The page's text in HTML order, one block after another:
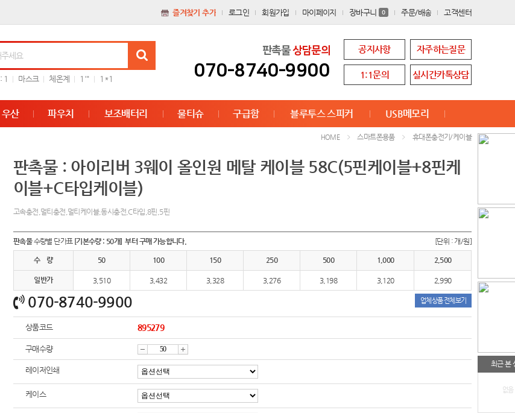
즐겨찾기 추가 로그인 회원가입 마이페이지 장바구니 0 주문/배송 고객센터
: 1 마스크 체온계 1'" 1*1
판촉물상담문의
070-8740-9900
공지사항 자주하는질문
1:1문의 실시간카톡상담
우산 파우치 보조배터리 물티슈 구급함 블루투스 스피커 USB메모리
최근 본
없음
HOME 스마트폰용품 휴대폰충전기/케이블
판촉물 : 아이리버 3웨이 올인원 메탈 케이블 58C(5핀케이블+8핀케
이블+C타입케이블)
고속충전,멀티충전,멀티케이블,동시충전,C타입,8핀,5핀
판촉물수량별 단가표 [기본수량 : 50개] 부터 구매 가능합니다. [단위 : 개/원]
수 량 50 100 150 250 500 1,000 2,500
일반가 3,510 3,432 3,328 3,276 3,198 3,120 2,990
070-8740-9900 업체상품 전체보기
상품코드 895279
구매수량
감
소
증
가
레이저인쇄
케이스